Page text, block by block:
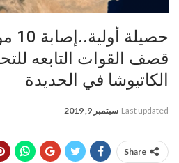
قصف القوات التابعه
الكاتيوشا في الحديدة
Last updated سبتمبر 9, 2019
Share